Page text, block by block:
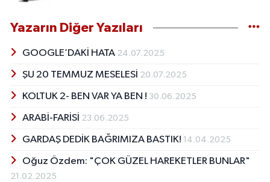
Yazarın Diğer Yazıları
GOOGLE’DAKİ HATA 24.07.2025
ŞU 20 TEMMUZ MESELESİ 20.07.2025
KOLTUK 2- BEN VAR YA BEN ! 30.06.2025
ARABİ-FARİSİ 23.06.2025
GARDAŞ DEDİK BAĞRIMIZA BASTIK! 14.04.2025
Oğuz Özdem: "ÇOK GÜZEL HAREKETLER BUNLAR"
21.02.2025